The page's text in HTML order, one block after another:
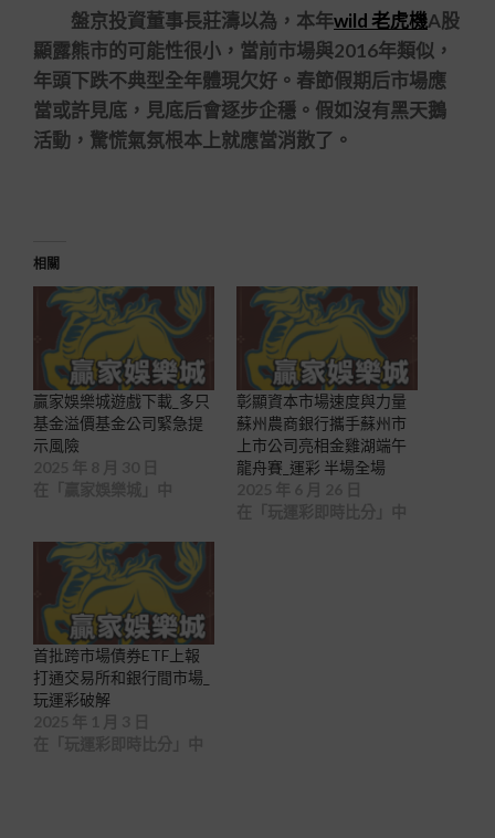
盤京投資董事長莊濤以為，本年wild 老虎機A股
顯露熊市的可能性很小，當前市場與2016年類似，
年頭下跌不典型全年體現欠好。春節假期后市場應
當或許見底，見底后會逐步企穩。假如沒有黑天鵝
活動，驚慌氣氛根本上就應當消散了。
相關
贏家娛樂城遊戲下載_多只
基金溢價基金公司緊急提
示風險
彰顯資本市場速度與力量
蘇州農商銀行攜手蘇州市
上市公司亮相金雞湖端午
龍舟賽_運彩 半場全場
首批跨市場債券ETF上報
打通交易所和銀行間市場_
玩運彩破解